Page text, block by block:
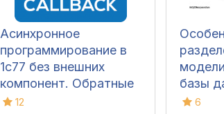
Асинхронное
программирование в
1с77 без внешних
компонент. Обратные
вызовы.
12
базы
6